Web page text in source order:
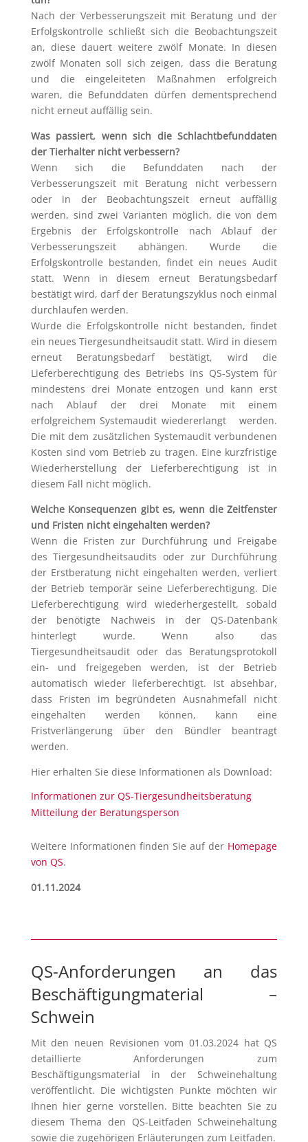
Nach der Verbesserungszeit mit Beratung und der
Erfolgskontrolle schließt sich die Beobachtungszeit
an, diese dauert weitere zwölf Monate. In diesen
zwölf Monaten soll sich zeigen, dass die Beratung
und die eingeleiteten Maßnahmen erfolgreich
waren, die Befunddaten dürfen dementsprechend
nicht erneut auffällig sein.
Was passiert, wenn sich die Schlachtbefunddaten
der Tierhalter nicht verbessern?
Wenn sich die Befunddaten nach der
Verbesserungszeit mit Beratung nicht verbessern
oder in der Beobachtungszeit erneut auffällig
werden, sind zwei Varianten möglich, die von dem
Ergebnis der Erfolgskontrolle nach Ablauf der
Verbesserungszeit abhängen. Wurde die
Erfolgskontrolle bestanden, findet ein neues Audit
statt. Wenn in diesem erneut Beratungsbedarf
bestätigt wird, darf der Beratungszyklus noch einmal
durchlaufen werden.
Wurde die Erfolgskontrolle nicht bestanden, findet
ein neues Tiergesundheitsaudit statt. Wird in diesem
erneut Beratungsbedarf bestätigt, wird die
Lieferberechtigung des Betriebs ins QS-System für
mindestens drei Monate entzogen und kann erst
nach Ablauf der drei Monate mit einem
erfolgreichem Systemaudit wiedererlangt werden.
Die mit dem zusätzlichen Systemaudit verbundenen
Kosten sind vom Betrieb zu tragen. Eine kurzfristige
Wiederherstellung der Lieferberechtigung ist in
diesem Fall nicht möglich.
Welche Konsequenzen gibt es, wenn die Zeitfenster
und Fristen nicht eingehalten werden?
Wenn die Fristen zur Durchführung und Freigabe
des Tiergesundheitsaudits oder zur Durchführung
der Erstberatung nicht eingehalten werden, verliert
der Betrieb temporär seine Lieferberechtigung. Die
Lieferberechtigung wird wiederhergestellt, sobald
der benötigte Nachweis in der QS-Datenbank
hinterlegt wurde. Wenn also das
Tiergesundheitsaudit oder das Beratungsprotokoll
ein- und freigegeben werden, ist der Betrieb
automatisch wieder lieferberechtigt. Ist absehbar,
dass Fristen im begründeten Ausnahmefall nicht
eingehalten werden können, kann eine
Fristverlängerung über den Bündler beantragt
werden.
Hier erhalten Sie diese Informationen als Download:
Informationen zur QS-Tiergesundheitsberatung
Mitteilung der Beratungsperson
Weitere Informationen finden Sie auf der Homepage
von QS.
01.11.2024
QS-Anforderungen an das
Beschäftigungmaterial –
Schwein
Mit den neuen Revisionen vom 01.03.2024 hat QS
detaillierte Anforderungen zum
Beschäftigungsmaterial in der Schweinehaltung
veröffentlicht. Die wichtigsten Punkte möchten wir
Ihnen hier gerne vorstellen. Bitte beachten Sie zu
diesem Thema den QS-Leitfaden Schweinehaltung
sowie die zugehörigen Erläuterungen zum Leitfaden.